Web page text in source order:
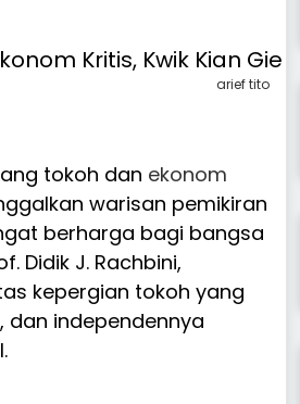
arief tito
tokoh dan ekonom
warisan pemikiran
berharga bagi bangsa
Didik J. Rachbini,
kepergian tokoh yang
dan independennya